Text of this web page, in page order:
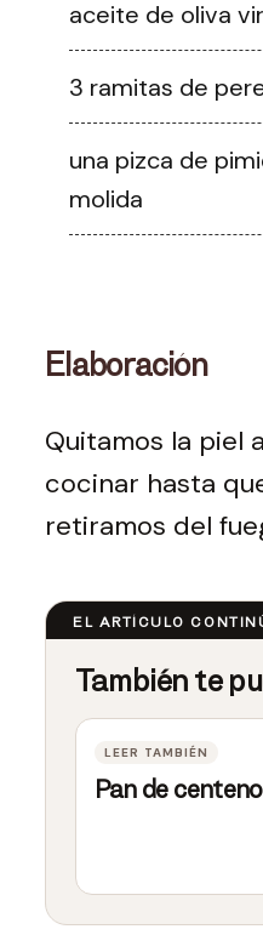
aceite de oliva
3 ramitas de
una pizca de
molida
Elaboración
Quitamos la piel
cocinar hasta
retiramos del
Pan de centeno